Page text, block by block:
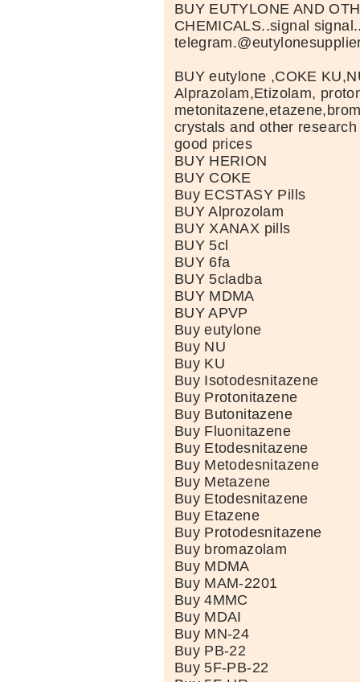
BUY EUTYLONE AND
CHEMICALS..signal
BUY eutylone ,COKE
Alprazolam,Etizolam,
crystals and other
good prices
BUY HERION
BUY COKE
Buy ECSTASY Pills
BUY Alprozolam
BUY XANAX pills
BUY 5cl
BUY 6fa
BUY 5cladba
BUY MDMA
BUY APVP
Buy eutylone
Buy NU
Buy KU
Buy Isotodesnitazene
Buy Protonitazene
Buy Butonitazene
Buy Fluonitazene
Buy Etodesnitazene
Buy Metodesnitazene
Buy Metazene
Buy Etodesnitazene
Buy Etazene
Buy Protodesnitazene
Buy bromazolam
Buy MDMA
Buy MAM-2201
Buy 4MMC
Buy MDAI
Buy MN-24
Buy PB-22
Buy 5F-PB-22